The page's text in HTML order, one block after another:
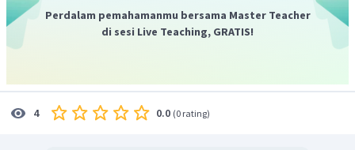
teks eksposisi tersebut adalah
"Monorel seharusnya
menjadi solusi bagi kota-kota besar yang macet."
Perdalam pemahamanmu bersama Master Teacher
di sesi Live Teaching, GRATIS!
4 0.0 (0 rating)